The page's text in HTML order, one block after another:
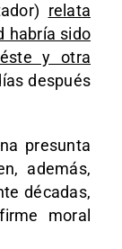
relata
habría sido
y otra
después
presunta
además,
décadas,
moral